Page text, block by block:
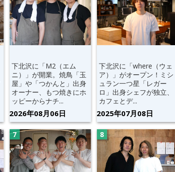
下北沢に「M2（エム
ニ）」が開業。焼鳥「玉
屋」や「つかんと」出身
オーナー、もつ焼きにホ
ッピーからナチ...
2026年08月06日
下北沢に「where（ウェ
ア）」がオープン！ミシ
ュラン一つ星「レガー
ロ」出身シェフが独立、
カフェとデ...
2025年07月08日